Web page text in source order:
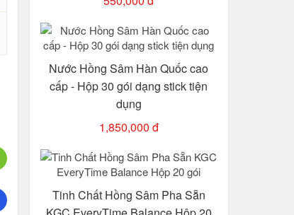
Nước Hồng Sâm Hàn Quốc cao
cấp - Hộp 30 gói dạng stick tiện
dụng
1,850,000 đ
Tinh Chất Hồng Sâm Pha Sẵn